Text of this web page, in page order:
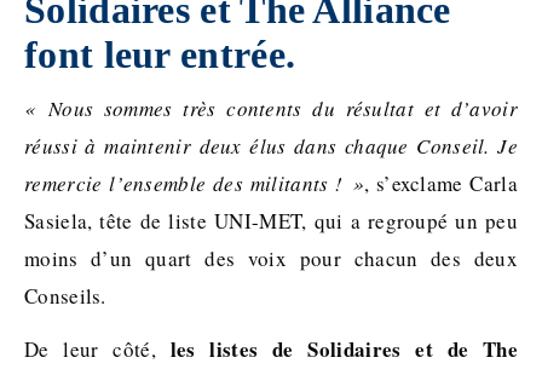
Solidaires et The Alliance
font leur entrée.
« Nous sommes très contents du résultat et d’avoir
réussi à maintenir deux élus dans chaque Conseil. Je
remercie l’ensemble des militants ! », s’exclame Carla
Sasiela, tête de liste UNI-MET, qui a regroupé un peu
moins d’un quart des voix pour chacun des deux
Conseils.
De leur côté, les listes de Solidaires et de The